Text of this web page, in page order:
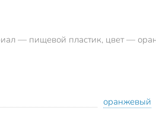
— пищевой пластик, цвет —
оранжевый